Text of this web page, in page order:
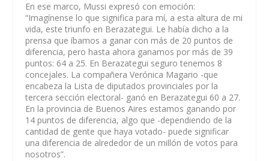
En ese marco, Mussi expresó con emoción:
“Imagínense lo que significa para mí, a esta altura de mi
vida, este triunfo en Berazategui. Le había dicho a la
prensa que íbamos a ganar con más de 20 puntos de
diferencia, pero hasta ahora ganamos por más de 39
puntos: 64 a 25. En Berazategui seguro tenemos 8
concejales. La compañera Verónica Magario -que
encabeza la Lista de diputados provinciales por la
tercera sección electoral- ganó en Berazategui 60 a 27.
En la provincia de Buenos Aires estamos ganando por
14 puntos de diferencia, algo que -dependiendo de la
cantidad de gente que haya votado- puede significar
una diferencia de alrededor de un millón de votos para
nosotros”.